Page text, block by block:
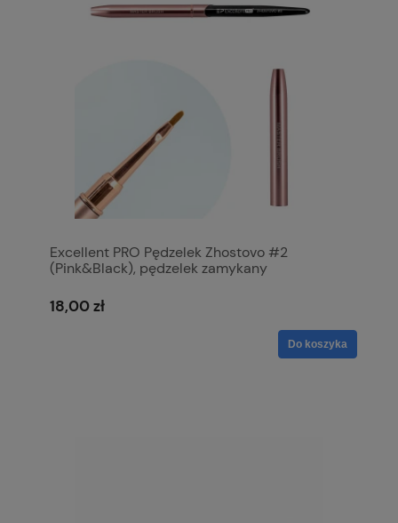
Excellent PRO Pędzelek Zhostovo #2
(Pink&Black), pędzelek zamykany
18,00 zł
Do koszyka